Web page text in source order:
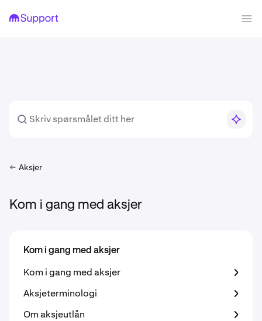
Aksjer
Kom i gang med aksjer
Kom i gang med aksjer
Kom i gang med aksjer
Aksjeterminologi
Om aksjeutlån